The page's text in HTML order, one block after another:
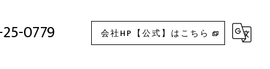
0779 会社HP【公式】はこちら